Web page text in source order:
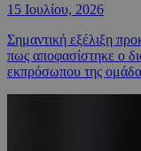
15 Ιουλίου, 2026
Σημαντική εξέλιξη
πως αποφασίστηκε ο
εκπρόσωπου της